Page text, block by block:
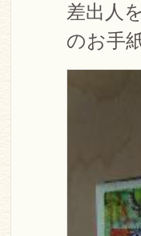
差出人
のお手